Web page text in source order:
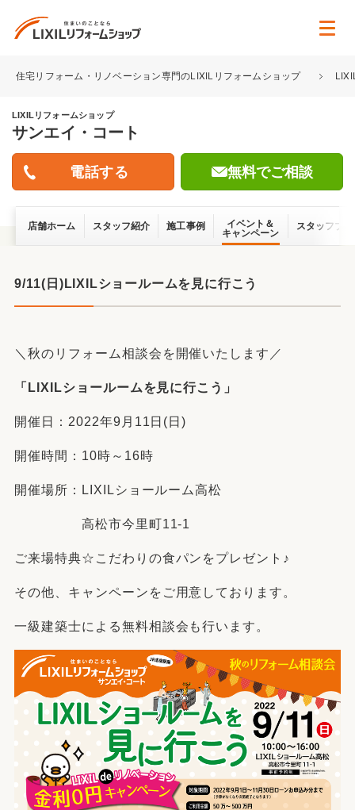
住宅リフォーム・リノベーション専門のLIXILリフォームショップ
LIXILリフォームショップ
サンエイ・コート
無料でご相談
店舗ホーム スタッフ紹介 施工事例
イベント＆
キャンペーン
スタッフブ
9/11(日)LIXILショールームを見に行こう
＼秋のリフォーム相談会を開催いたします／
「LIXILショールームを見に行こう」
開催日：2022年9月11日(日)
開催時間：10時～16時
開催場所：LIXILショールーム高松
高松市今里町11-1
ご来場特典☆こだわりの食パンをプレゼント♪
その他、キャンペーンをご用意しております。
一級建築士による無料相談会も行います。